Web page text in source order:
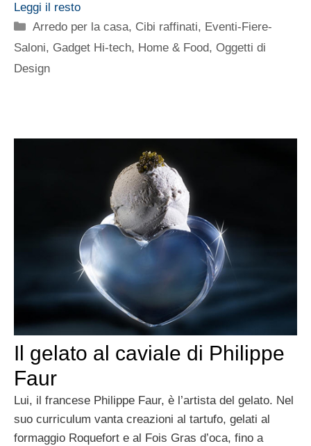
Leggi il resto
Categorie
Arredo per la casa, Cibi raffinati, Eventi-Fiere-
Saloni, Gadget Hi-tech, Home & Food, Oggetti di
Design
Il gelato al caviale di Philippe
Faur
Lui, il francese Philippe Faur, è l’artista del gelato. Nel
suo curriculum vanta creazioni al tartufo, gelati al
formaggio Roquefort e al Fois Gras d’oca, fino a